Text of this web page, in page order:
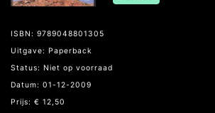
ISBN: 9789048801305
Uitgave: Paperback
Status: Niet op voorraad
Datum: 01-12-2009
Prijs: € 12,50